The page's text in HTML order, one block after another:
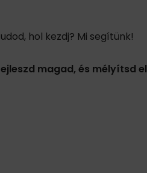
hol kezdj? Mi segítünk!
magad, és mélyítsd el